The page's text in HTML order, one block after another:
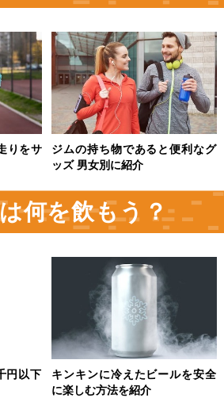
りをサ
ジムの持ち物であると便利なグ
ッズ 男女別に紹介
何を飲もう？
円以下
キンキンに冷えたビールを安全
に楽しむ方法を紹介